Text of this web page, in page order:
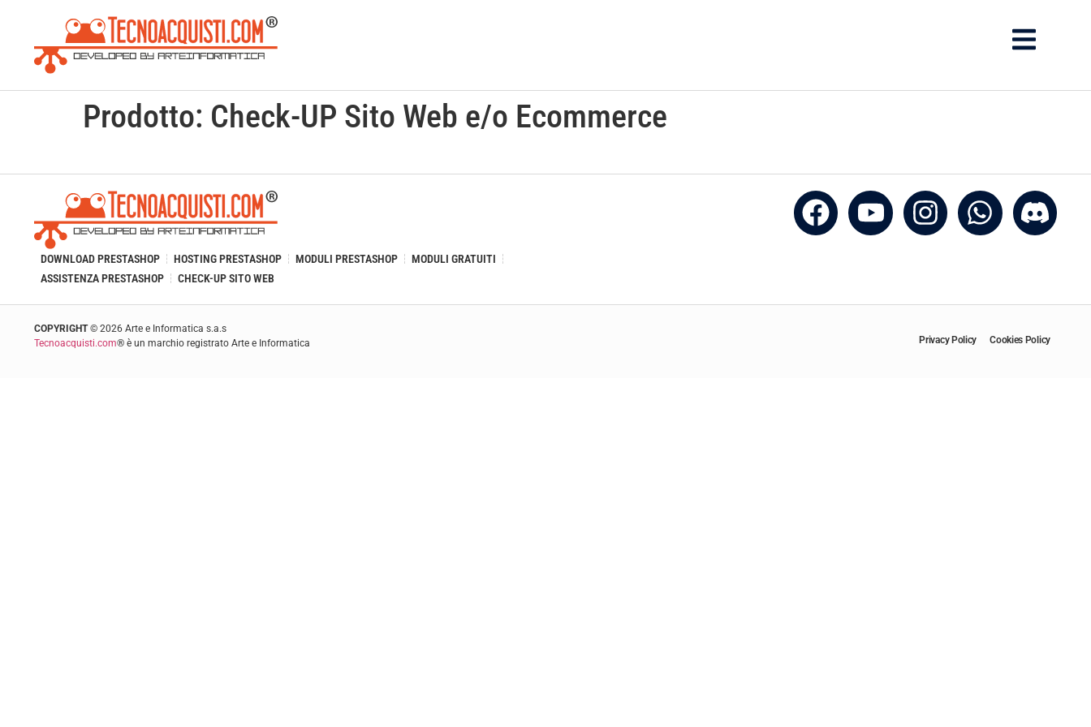
Prodotto: Check-UP Sito Web e/o Ecommerce
DOWNLOAD PRESTASHOP HOSTING PRESTASHOP MODULI PRESTASHOP
MODULI GRATUITI
ASSISTENZA PRESTASHOP
CHECK-UP SITO WEB
COPYRIGHT© 2026 Arte e Informatica s.a.s
Tecnoacquisti.com® è un marchio registrato Arte e Informatica Privacy Policy Cookies Policy